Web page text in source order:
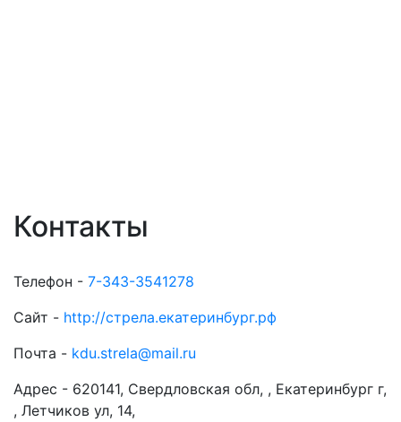
Контакты
Телефон - 7-343-3541278
Сайт - http://стрела.екатеринбург.рф
Почта - kdu.strela@mail.ru
Адрес - 620141, Свердловская обл, , Екатеринбург г,
, Летчиков ул, 14,